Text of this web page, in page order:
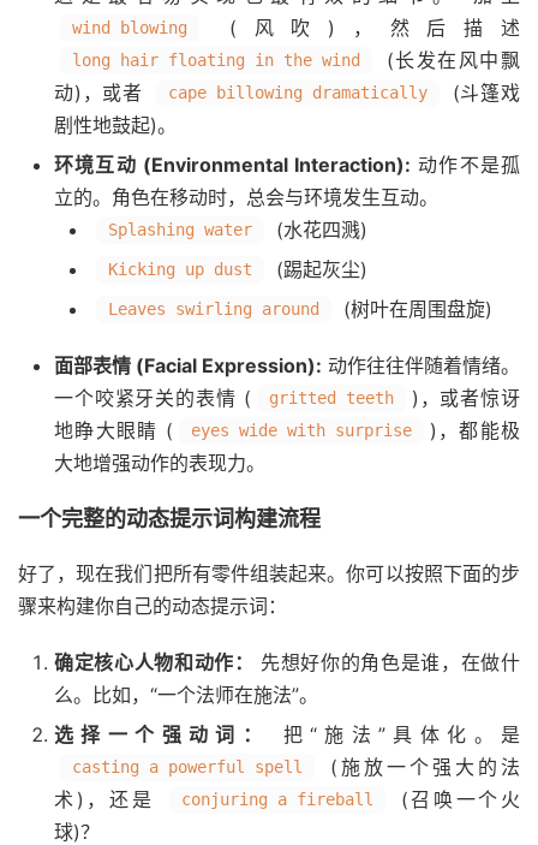
wind blowing (风吹)，然后描述
long hair floating in the wind
(长发在风中飘
动)，或者
cape billowing dramatically
(斗篷戏
剧性地鼓起)。
环境互动 (Environmental Interaction): 动作不是孤
立的。角色在移动时，总会与环境发生互动。
Splashing water (水花四溅)
Kicking up dust (踢起灰尘)
Leaves swirling around (树叶在周围盘旋)
面部表情 (Facial Expression): 动作往往伴随着情绪。
一个咬紧牙关的表情 (
gritted teeth
)，或者惊讶
地睁大眼睛 (
eyes wide with surprise
)，都能极
大地增强动作的表现力。
一个完整的动态提示词构建流程
好了，现在我们把所有零件组装起来。你可以按照下面的步
骤来构建你自己的动态提示词：
确定核心人物和动作：
先想好你的角色是谁，在做什
么。比如，“一个法师在施法”。
选择一个强动词：
把“施法”具体化。是
casting a powerful spell
(施放一个强大的法
术)，还是
conjuring a fireball
(召唤一个火
球)？